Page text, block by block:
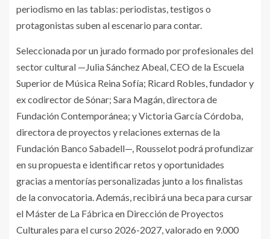
periodismo en las tablas: periodistas, testigos o
protagonistas suben al escenario para contar.
Seleccionada por un jurado formado por profesionales del
sector cultural —Julia Sánchez Abeal, CEO de la Escuela
Superior de Música Reina Sofía; Ricard Robles, fundador y
ex codirector de Sónar; Sara Magán, directora de
Fundación Contemporánea; y Victoria García Córdoba,
directora de proyectos y relaciones externas de la
Fundación Banco Sabadell—, Rousselot podrá profundizar
en su propuesta e identificar retos y oportunidades
gracias a mentorías personalizadas junto a los finalistas
de la convocatoria. Además, recibirá una beca para cursar
el Máster de La Fábrica en Dirección de Proyectos
Culturales para el curso 2026-2027, valorado en 9.000